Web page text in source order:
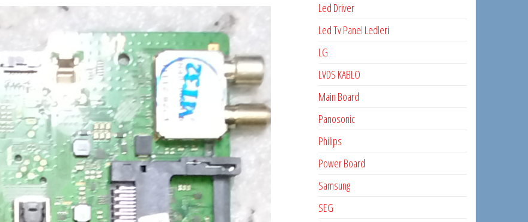
Led Driver
Led Tv Panel Ledleri
LG
LVDS KABLO
Main Board
Panosonic
Philips
Power Board
Samsung
SEG